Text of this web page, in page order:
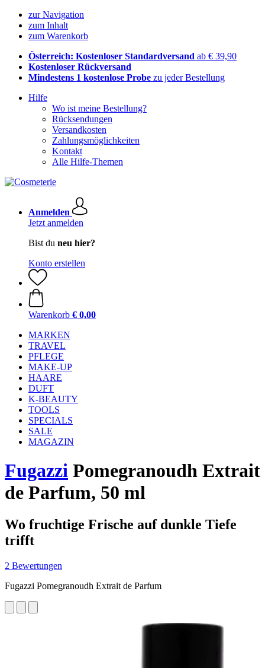
zur Navigation
zum Inhalt
zum Warenkorb
Österreich: Kostenloser Standardversand ab € 39,90
Kostenloser Rückversand
Mindestens 1 kostenlose Probe zu jeder Bestellung
Hilfe
Wo ist meine Bestellung?
Rücksendungen
Versandkosten
Zahlungsmöglichkeiten
Kontakt
Alle Hilfe-Themen
Anmelden
Jetzt anmelden
Bist du neu hier?
Konto erstellen
Warenkorb € 0,00
MARKEN
TRAVEL
PFLEGE
MAKE-UP
HAARE
DUFT
K-BEAUTY
TOOLS
SPECIALS
SALE
MAGAZIN
Fugazzi Pomegranoudh Extrait
de Parfum, 50 ml
Wo fruchtige Frische auf dunkle Tiefe
trifft
2 Bewertungen
Fugazzi Pomegranoudh Extrait de Parfum